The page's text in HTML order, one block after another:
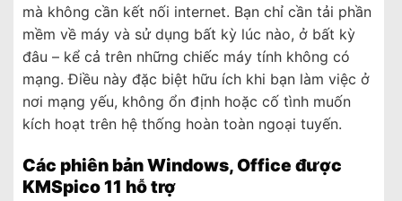
mà không cần kết nối internet. Bạn chỉ cần tải phần
mềm về máy và sử dụng bất kỳ lúc nào, ở bất kỳ
đâu – kể cả trên những chiếc máy tính không có
mạng. Điều này đặc biệt hữu ích khi bạn làm việc ở
nơi mạng yếu, không ổn định hoặc cố tình muốn
kích hoạt trên hệ thống hoàn toàn ngoại tuyến.
Các phiên bản Windows, Office được
KMSpico 11 hỗ trợ